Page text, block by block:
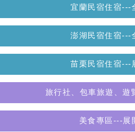
宜蘭民宿住宿---
澎湖民宿住宿---
苗栗民宿住宿---
旅行社、包車旅遊、遊
美食專區---展